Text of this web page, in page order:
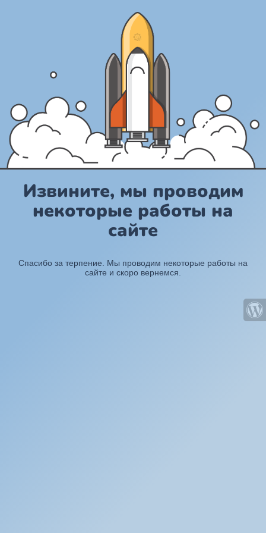
Извините, мы проводим
некоторые работы на
сайте
Спасибо за терпение. Мы проводим некоторые работы на
сайте и скоро вернемся.